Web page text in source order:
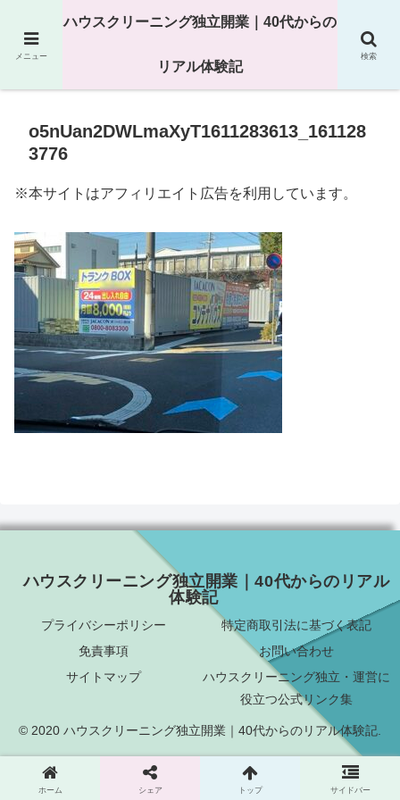
25年以上の現場経験をもとにハウスクリーニング独立の現実
o5nUan2DWLmaXyT1611283613_161128
3776
※本サイトはアフィリエイト広告を利用しています。
ハウスクリーニング独立開業｜40代からのリアル
体験記
プライバシーポリシー
特定商取引法に基づく表記
免責事項
お問い合わせ
サイトマップ
ハウスクリーニング独立・運営に
役立つ公式リンク集
© 2020 ハウスクリーニング独立開業｜40代からのリアル体験記.
メニュー
ハウスクリーニング独立開業｜40代からの
リアル体験記
検索
ホーム シェア トップ サイドバー